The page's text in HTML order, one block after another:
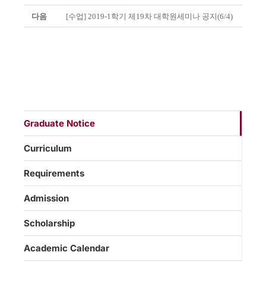
다음 [수업] 2019-1학기 제19차 대학원세미나 공지(6/4)
Graduate Notice
Curriculum
Requirements
Admission
Scholarship
Academic Calendar